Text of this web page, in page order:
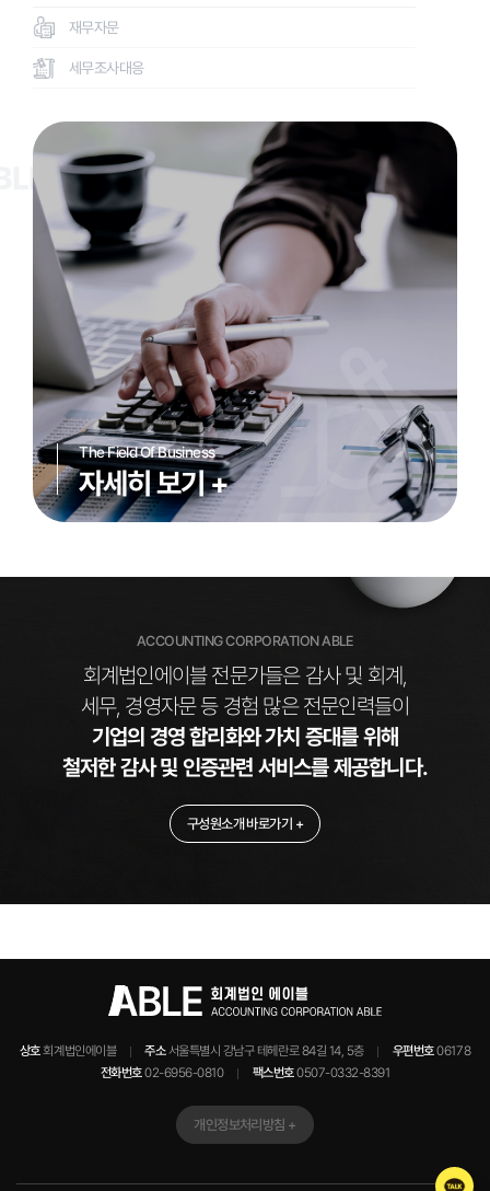
재무자문
세무조사대응
The Field Of Business
자세히 보기+
The Field Of Business
자세히 보기+
The Field Of Business
자세히 보기+
The Field Of Business
자세히 보기+
ACCOUNTING CORPORATION ABLE
회계법인에이블 전문가들은 감사 및 회계,
세무, 경영자문 등 경험 많은 전문인력들이
기업의 경영 합리화와 가치 증대를 위해
철저한 감사 및 인증관련 서비스를 제공합니다.
구성원소개 바로가기 +
상호회계법인에이블 주소서울특별시 강남구 테헤란로 84길 14, 5층 우편번호06178
전화번호02-6956-0810 팩스번호0507-0332-8391
개인정보처리방침 +